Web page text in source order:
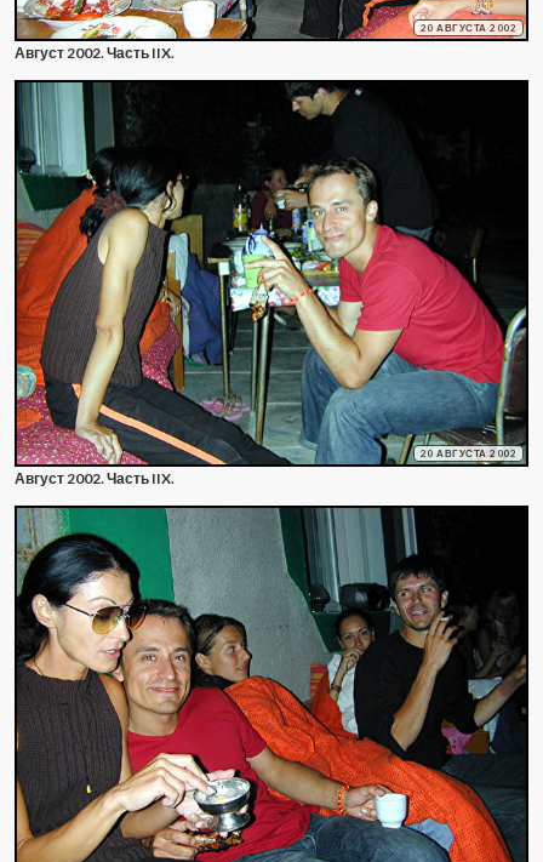
20 АВГУСТА 2002
Август 2002. Часть IIX.
20 АВГУСТА 2002
Август 2002. Часть IIX.